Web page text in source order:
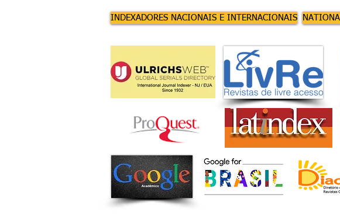
INDEXADORES NACIONAIS E INTERNACIONAIS